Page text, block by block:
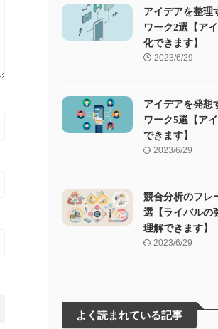
アイデアを整理
ワーク2選【ア
化できます】
2023/6/29
アイデアを発想
ワーク5選【ア
できます】
2023/6/29
競合分析のフレ
選【ライバルの
理解できます】
2023/6/29
よく読まれている記事